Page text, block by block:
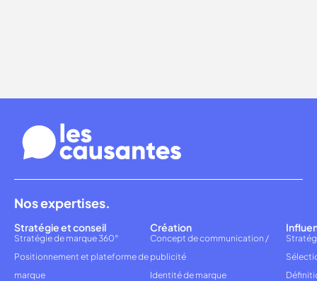
Nos expertises.
Stratégie et conseil
Stratégie de marque 360°
Positionnement et plateforme de
marque
Création
Concept de communication /
publicité
Identité de marque